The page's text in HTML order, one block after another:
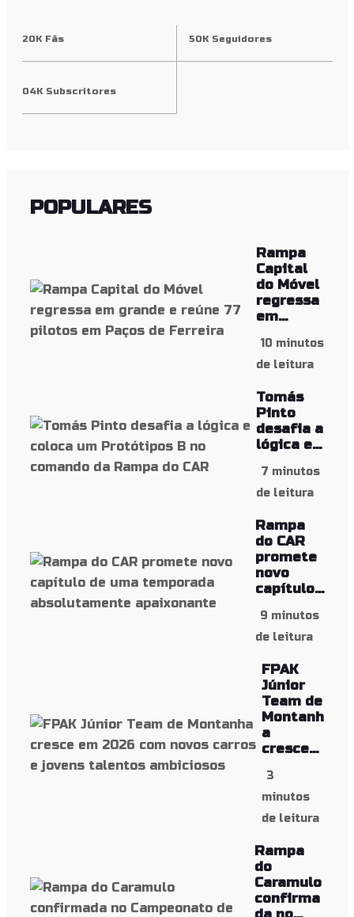
20K Fãs 50K Seguidores
04K Subscritores
POPULARES
Rampa
Capital
do Móvel
regressa
em...
10 minutos
de leitura
Tomás
Pinto
desafia a
lógica e...
7 minutos
de leitura
Rampa
do CAR
promete
novo
capítulo...
9 minutos
de leitura
FPAK
Júnior
Team de
Montanh
a
cresce...
3
minutos
de leitura
Rampa
do
Caramulo
confirma